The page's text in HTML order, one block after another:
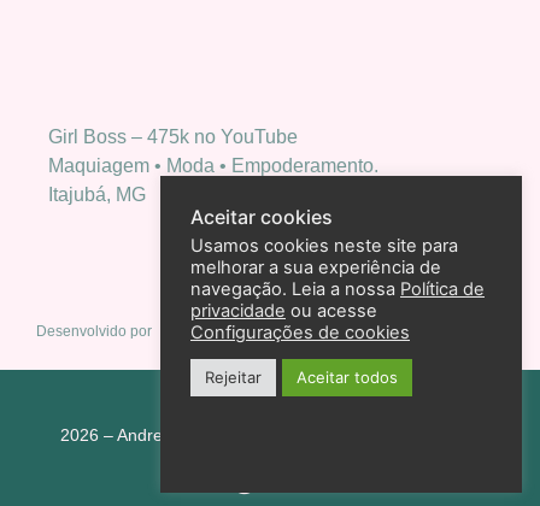
Girl Boss – 475k no YouTube
Maquiagem • Moda • Empoderamento.
Itajubá, MG
Desenvolvido por
Política de privacidade
2026 – Andreza Goulart – Todos os direitos reservados
Aceitar cookies
Usamos cookies neste site para
melhorar a sua experiência de
navegação. Leia a nossa Política de
privacidade ou acesse
Configurações de cookies
Rejeitar Aceitar todos